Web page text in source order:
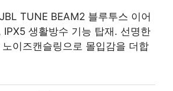
TUNE BEAM2 블루투스 이어
생활방수 기능 탑재. 선명한
이즈캔슬링으로 몰입감을 더합